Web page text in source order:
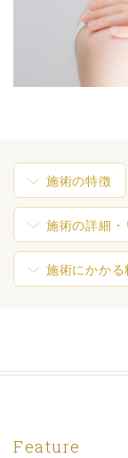
施術の特徴
施術の詳細
施術にかかる
Feature